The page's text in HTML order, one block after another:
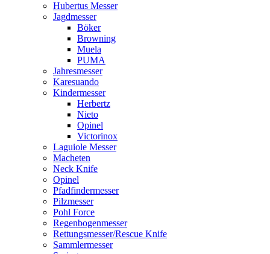
Hubertus Messer
Jagdmesser
Böker
Browning
Muela
PUMA
Jahresmesser
Karesuando
Kindermesser
Herbertz
Nieto
Opinel
Victorinox
Laguiole Messer
Macheten
Neck Knife
Opinel
Pfadfindermesser
Pilzmesser
Pohl Force
Regenbogenmesser
Rettungsmesser/Rescue Knife
Sammlermesser